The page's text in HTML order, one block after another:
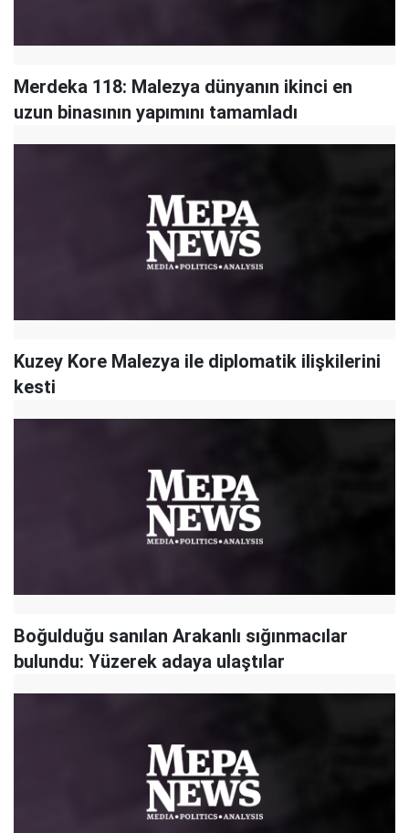
Merdeka 118: Malezya dünyanın ikinci en
uzun binasının yapımını tamamladı
Kuzey Kore Malezya ile diplomatik ilişkilerini
kesti
Boğulduğu sanılan Arakanlı sığınmacılar
bulundu: Yüzerek adaya ulaştılar